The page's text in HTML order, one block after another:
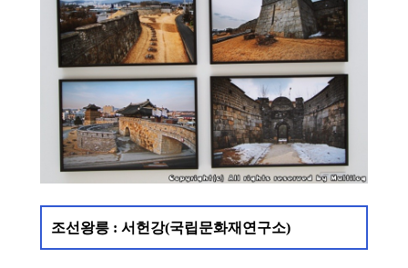
조선왕릉 : 서헌강(국립문화재연구소)